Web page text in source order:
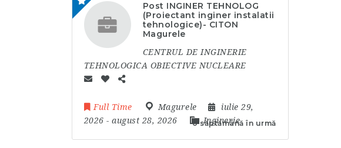
Post INGINER TEHNOLOG
(Proiectant inginer instalatii
tehnologice)- CITON
Magurele
o săptămână în urmă
CENTRUL DE INGINERIE
TEHNOLOGICA OBIECTIVE NUCLEARE
Full Time Magurele
iulie 29,
2026- august 28, 2026 Inginerie